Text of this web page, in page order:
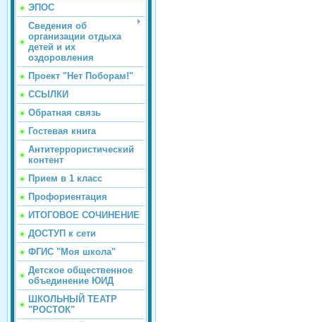
ЭПОС
Сведения об
организации отдыха
детей и их
оздоровления
Проект "Нет Поборам!"
ССЫЛКИ
Обратная связь
Гостевая книга
Антитеррористический
контент
Прием в 1 класс
Профориентация
ИТОГОВОЕ СОЧИНЕНИЕ
ДОСТУП к сети
ФГИС "Моя школа"
Детское общественное
объединение ЮИД
ШКОЛЬНЫЙ ТЕАТР
"РОСТОК"